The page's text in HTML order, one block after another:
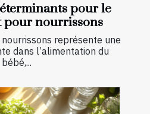
pour le
pour nourrissons
représente une
dans l’alimentation du
bébé,...